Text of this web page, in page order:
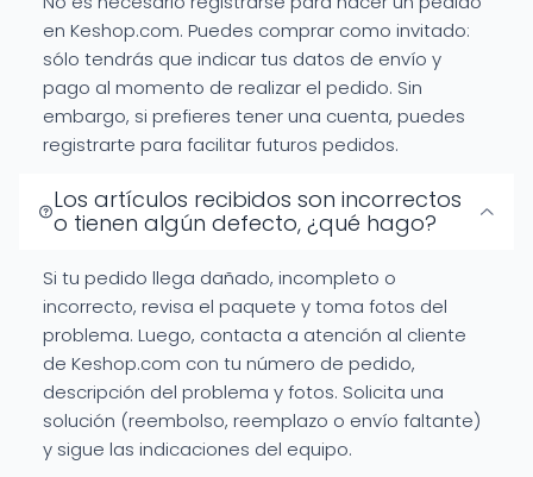
en Keshop.com. Puedes comprar como invitado:
sólo tendrás que indicar tus datos de envío y
pago al momento de realizar el pedido. Sin
embargo, si prefieres tener una cuenta, puedes
registrarte para facilitar futuros pedidos.
Los artículos recibidos son incorrectos
o tienen algún defecto, ¿qué hago?
Si tu pedido llega dañado, incompleto o
incorrecto, revisa el paquete y toma fotos del
problema. Luego, contacta a atención al cliente
de Keshop.com con tu número de pedido,
descripción del problema y fotos. Solicita una
solución (reembolso, reemplazo o envío faltante)
y sigue las indicaciones del equipo.